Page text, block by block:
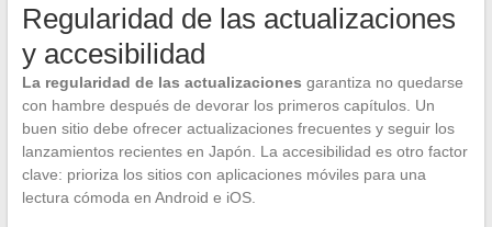
Regularidad de las actualizaciones
y accesibilidad
La regularidad de las actualizaciones garantiza no quedarse
con hambre después de devorar los primeros capítulos. Un
buen sitio debe ofrecer actualizaciones frecuentes y seguir los
lanzamientos recientes en Japón. La accesibilidad es otro factor
clave: prioriza los sitios con aplicaciones móviles para una
lectura cómoda en Android e iOS.